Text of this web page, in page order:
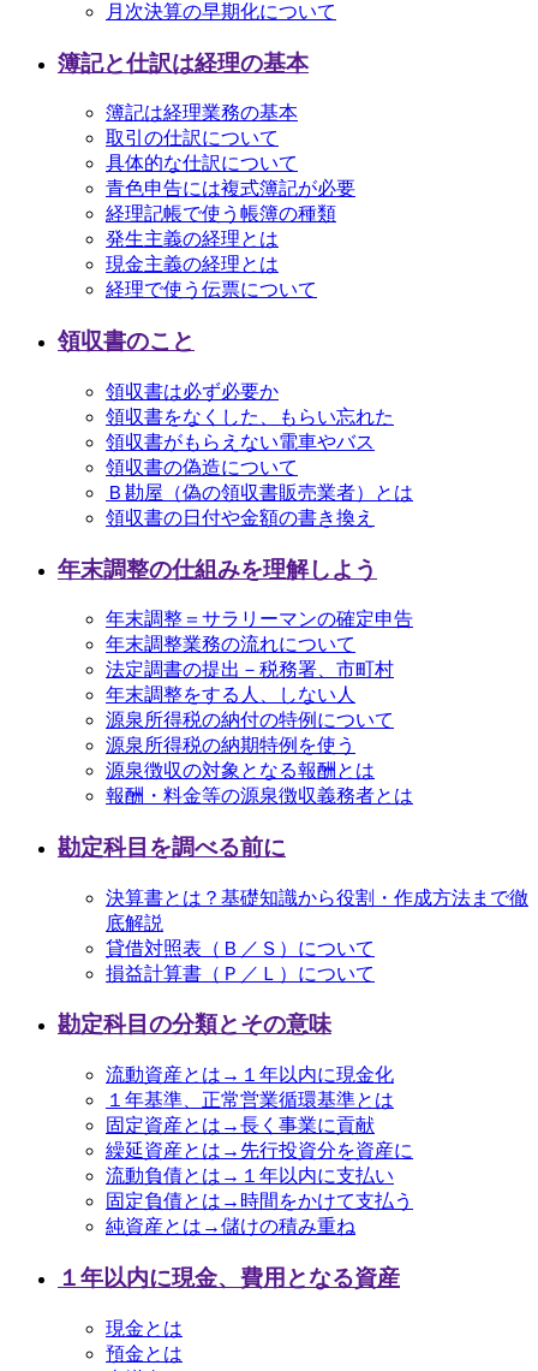
月次決算の早期化について
簿記と仕訳は経理の基本
簿記は経理業務の基本
取引の仕訳について
具体的な仕訳について
青色申告には複式簿記が必要
経理記帳で使う帳簿の種類
発生主義の経理とは
現金主義の経理とは
経理で使う伝票について
領収書のこと
領収書は必ず必要か
領収書をなくした、もらい忘れた
領収書がもらえない電車やバス
領収書の偽造について
Ｂ勘屋（偽の領収書販売業者）とは
領収書の日付や金額の書き換え
年末調整の仕組みを理解しよう
年末調整＝サラリーマンの確定申告
年末調整業務の流れについて
法定調書の提出－税務署、市町村
年末調整をする人、しない人
源泉所得税の納付の特例について
源泉所得税の納期特例を使う
源泉徴収の対象となる報酬とは
報酬・料金等の源泉徴収義務者とは
勘定科目を調べる前に
決算書とは？基礎知識から役割・作成方法まで徹
底解説
貸借対照表（Ｂ／Ｓ）について
損益計算書（Ｐ／Ｌ）について
勘定科目の分類とその意味
流動資産とは→１年以内に現金化
１年基準、正常営業循環基準とは
固定資産とは→長く事業に貢献
繰延資産とは→先行投資分を資産に
流動負債とは→１年以内に支払い
固定負債とは→時間をかけて支払う
純資産とは→儲けの積み重ね
１年以内に現金、費用となる資産
現金とは
預金とは